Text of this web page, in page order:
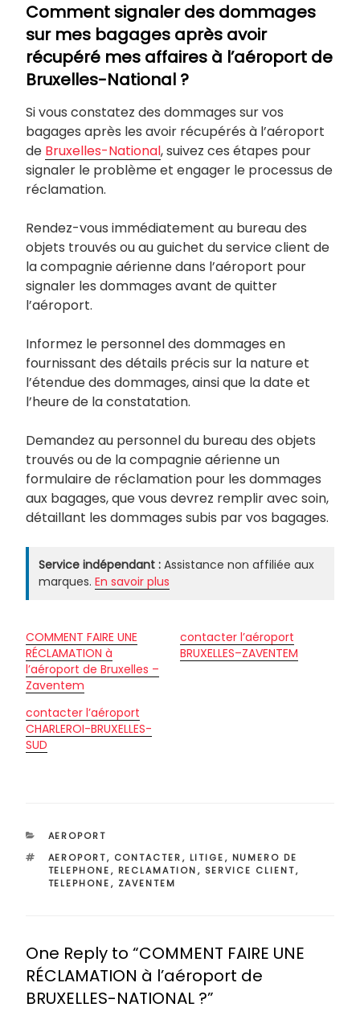
Comment signaler des dommages
sur mes bagages après avoir
récupéré mes affaires à l’aéroport de
Bruxelles-National ?
Si vous constatez des dommages sur vos
bagages après les avoir récupérés à l’aéroport
de Bruxelles-National, suivez ces étapes pour
signaler le problème et engager le processus de
réclamation.
Rendez-vous immédiatement au bureau des
objets trouvés ou au guichet du service client de
la compagnie aérienne dans l’aéroport pour
signaler les dommages avant de quitter
l’aéroport.
Informez le personnel des dommages en
fournissant des détails précis sur la nature et
l’étendue des dommages, ainsi que la date et
l’heure de la constatation.
Demandez au personnel du bureau des objets
trouvés ou de la compagnie aérienne un
formulaire de réclamation pour les dommages
aux bagages, que vous devrez remplir avec soin,
détaillant les dommages subis par vos bagages.
Service indépendant : Assistance non affiliée aux
marques. En savoir plus
COMMENT FAIRE UNE
RÉCLAMATION à
l’aéroport de Bruxelles –
Zaventem
contacter l’aéroport
BRUXELLES–ZAVENTEM
contacter l’aéroport
CHARLEROI-BRUXELLES-
SUD
CATÉGORIES
AEROPORT
ÉTIQUETTES
AEROPORT, CONTACTER, LITIGE, NUMERO DE
TELEPHONE, RECLAMATION, SERVICE CLIENT,
TELEPHONE, ZAVENTEM
One Reply to “COMMENT FAIRE UNE
RÉCLAMATION à l’aéroport de
BRUXELLES-NATIONAL ?”